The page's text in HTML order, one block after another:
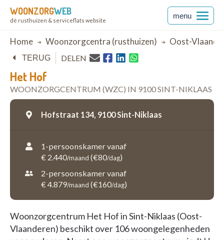
WOONZORGWEB
dé rusthuizen & serviceflats website
menu
Breadcrumb
Home Woonzorgcentra (rusthuizen) Oost-
Het Hof
WOONZORGCENTRUM (WZC) IN 9100 SINT-NIKLAAS
TERUG DELEN
Hofstraat 134, 9100 Sint-Niklaas
1-persoonskamer vanaf
€ 2.440/maand (€80/dag)
2-persoonskamer vanaf
€ 4.879/maand (€160/dag)
Woonzorgcentrum Het Hof in Sint-Niklaas (Oost-
Vlaanderen) beschikt over 106 woongelegenheden